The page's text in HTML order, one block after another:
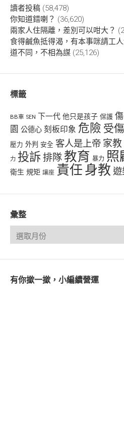
讀者投稿 (58,478)
你知道錯喇？ (36,620)
兩家人住隔離，差別可以咁大？
食得鹹魚抵得渴，有本事咪請工
道不同，不相為謀 (25,126)
標籤
BB車 SEN 下一代 他只是孩子 保護
園 公德心 刻板印象 危險 受傷
壓力 外判 安全 客人是上帝 家教
力 投訴排隊 教育 暴力 照
衛生 規矩 讓座 責任 身教 遊
彙整
有你撳一撳，小編續營運